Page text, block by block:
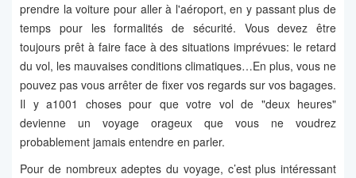
prendre la voiture pour aller à l'aéroport, en y passant plus de
temps pour les formalités de sécurité. Vous devez être
toujours prêt à faire face à des situations imprévues: le retard
du vol, les mauvaises conditions climatiques…En plus, vous ne
pouvez pas vous arrêter de fixer vos regards sur vos bagages.
Il y a1001 choses pour que votre vol de "deux heures"
devienne un voyage orageux que vous ne voudrez
probablement jamais entendre en parler.
Pour de nombreux adeptes du voyage, c’est plus intéressant